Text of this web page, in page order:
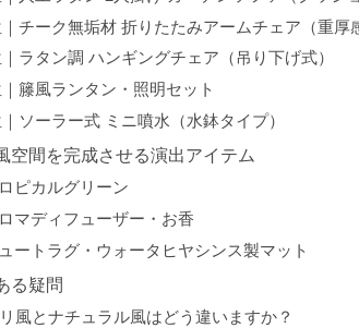
チーク無垢材 折りたたみアームチェア（重厚
ラタン調 ハンギングチェア（吊り下げ式）
籐風ランタン・照明セット
ソーラー式 ミニ噴水（水鉢タイプ）
空間を完成させる演出アイテム
ピカルグリーン
マディフューザー・お香
ートラグ・ウォータヒヤシンス製マット
る疑問
風とナチュラル風はどう違いますか？